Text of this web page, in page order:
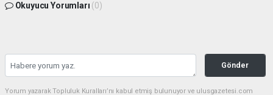
Okuyucu Yorumları (0)
Gönder
Yorum yazarak Topluluk Kuralları’nı kabul etmiş bulunuyor ve ulusgazetesi.com